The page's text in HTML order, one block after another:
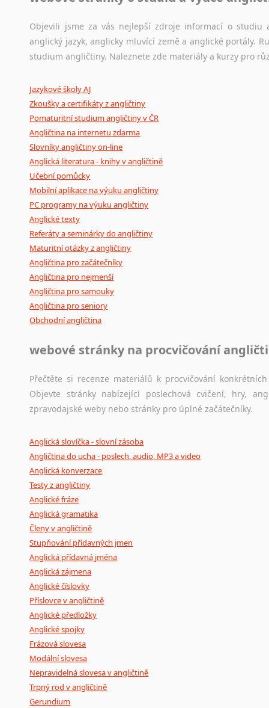
původního zdroje textu.
Ostatní pomůcky pro překladatele
poradny a pravidla
Objevili jsme za vás nejlepší zdroje informací o studiu
anglický jazyk, anglicky mluvící země a anglické portály.
studium angličtiny. Naleznete zde materiály a kurzy pro
Jazykové školy AJ
Zkoušky a certifikáty z angličtiny
Pomaturitní studium angličtiny v ČR
Angličtina na internetu zdarma
Slovníky angličtiny on-line
Anglická literatura - knihy v angličtině
Učební pomůcky
Mobilní aplikace na výuku angličtiny
PC programy na výuku angličtiny
Anglické texty
Referáty a seminárky do angličtiny
Maturitní otázky z angličtiny
Angličtina pro začátečníky
Angličtina pro nejmenší
Angličtina pro samouky
Angličtina pro seniory
Obchodní angličtina
webové stránky na procvičování
Přečtěte si recenze materiálů k procvičování
Objevte stránky nabízející poslechová cvičení, hry,
zpravodajské weby nebo stránky pro úplné začátečníky.
Anglická slovíčka - slovní zásoba
Angličtina do ucha - poslech, audio, MP3 a video
Anglická konverzace
Testy z angličtiny
Anglické fráze
Anglická gramatika
Členy v angličtině
Stupňování přídavných jmen
Anglická přídavná jména
Anglická zájmena
Anglické číslovky
Příslovce v angličtině
Anglické předložky
Anglické spojky
Frázová slovesa
Modální slovesa
Nepravidelná slovesa v angličtině
Trpný rod v angličtině
Gerundium